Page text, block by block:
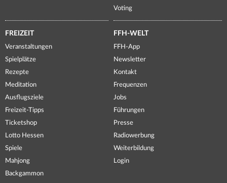
Voting
FREIZEIT
Veranstaltungen
Spielplätze
Rezepte
Meditation
Ausflugsziele
Freizeit-Tipps
Ticketshop
Lotto Hessen
Spiele
Mahjong
Backgammon
FFH-WELT
FFH-App
Newsletter
Kontakt
Frequenzen
Jobs
Führungen
Presse
Radiowerbung
Weiterbildung
Login